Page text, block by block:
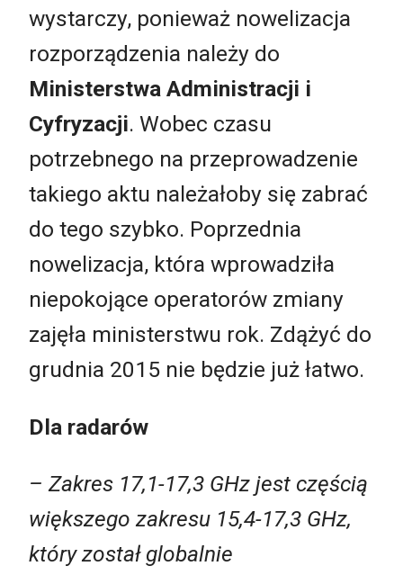
wystarczy, ponieważ nowelizacja
rozporządzenia należy do
Ministerstwa Administracji i
Cyfryzacji. Wobec czasu
potrzebnego na przeprowadzenie
takiego aktu należałoby się zabrać
do tego szybko. Poprzednia
nowelizacja, która wprowadziła
niepokojące operatorów zmiany
zajęła ministerstwu rok. Zdążyć do
grudnia 2015 nie będzie już łatwo.
Dla radarów
– Zakres 17,1-17,3 GHz jest częścią
większego zakresu 15,4-17,3 GHz,
który został globalnie